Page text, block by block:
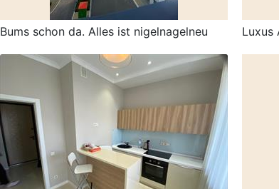
Bums schon da. Alles ist nigelnagelneu Luxus